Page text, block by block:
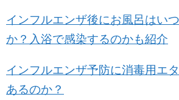
インフルエンザ後にお風呂はい
か？入浴で感染するのかも紹介
インフルエンザ予防に消毒用エ
あるのか？